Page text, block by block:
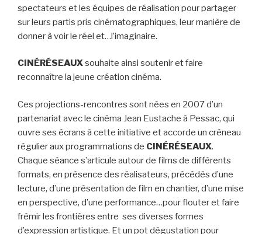
spectateurs et les équipes de réalisation pour partager
sur leurs partis pris cinématographiques, leur manière de
donner à voir le réel et…l’imaginaire.
CINÉRÉSEAUXsouhaite ainsi soutenir et faire
reconnaître la jeune création cinéma.
Ces projections-rencontres sont nées en 2007 d’un
partenariat avec le cinéma Jean Eustache à Pessac, qui
ouvre ses écrans à cette initiative et accorde un créneau
régulier aux programmations de CINÉRÉSEAUX.
Chaque séance s’articule autour de films de différents
formats, en présence des réalisateurs, précédés d’une
lecture, d’une présentation de film en chantier, d’une mise
en perspective, d’une performance…pour flouter et faire
frémir les frontières entre ses diverses formes
d’expression artistique. Et un pot dégustation pour